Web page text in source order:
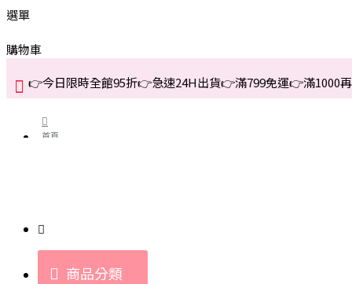
選單
購物車
👉今日限時全館95折👉急速24H出貨👉滿799免運👉滿1000
首頁
商品分類